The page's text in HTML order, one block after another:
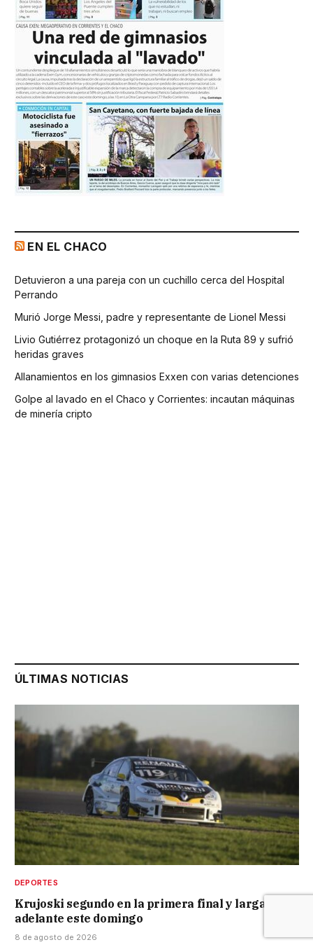
EN EL CHACO
Detuvieron a una pareja con un cuchillo cerca del Hospital
Perrando
Murió Jorge Messi, padre y representante de Lionel Messi
Livio Gutiérrez protagonizó un choque en la Ruta 89 y sufrió
heridas graves
Allanamientos en los gimnasios Exxen con varias detenciones
Golpe al lavado en el Chaco y Corrientes: incautan máquinas
de minería cripto
ÚLTIMAS NOTICIAS
DEPORTES
Krujoski segundo en la primera final y larga bien
adelante este domingo
8 de agosto de 2026